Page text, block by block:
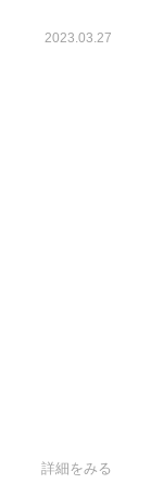
2023.03.27
詳細をみる